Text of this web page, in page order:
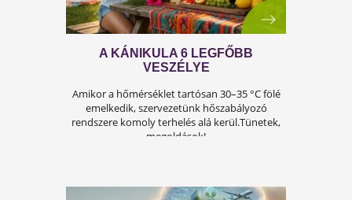
A FÉRFIASSÁG PROBLÉMÁJA: